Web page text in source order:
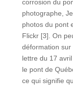
corrosion du
photographe,
photos du pont
Flickr [3]. On
déformation sur
lettre du 17
le pont de
ce qui signifie